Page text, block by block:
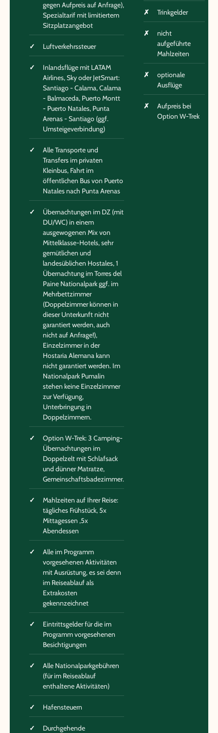
gegen Aufpreis auf Anfrage),
Spezialtarif mit limitiertem
Sitzplatzangebot
Luftverkehrssteuer
Inlandsflüge mit LATAM
Airlines, Sky oder JetSmart:
Santiago - Calama, Calama
- Balmaceda, Puerto Montt
- Puerto Natales, Punta
Arenas - Santiago (ggf.
Umsteigeverbindung)
Alle Transporte und
Transfers im privaten
Kleinbus, Fahrt im
öffentlichen Bus von Puerto
Natales nach Punta Arenas
Übernachtungen im DZ (mit
DU/WC) in einem
ausgewogenen Mix von
Mittelklasse-Hotels, sehr
gemütlichen und
landesüblichen Hostales, 1
Übernachtung im Torres del
Paine Nationalpark ggf. im
Mehrbettzimmer
(Doppelzimmer können in
dieser Unterkunft nicht
garantiert werden, auch
nicht auf Anfrage!),
Einzelzimmer in der
Hostaria Alemana kann
nicht garantiert werden. Im
Nationalpark Pumalin
stehen keine Einzelzimmer
zur Verfügung,
Unterbringung in
Doppelzimmern.
Option W-Trek: 3 Camping-
Übernachtungen im
Doppelzelt mit Schlafsack
und dünner Matratze,
Gemeinschaftsbadezimmer.
Mahlzeiten auf Ihrer Reise:
tägliches Frühstück, 5x
Mittagessen ,5x
Abendessen
Alle im Programm
vorgesehenen Aktivitäten
mit Ausrüstung, es sei denn
im Reiseablauf als
Extrakosten
gekennzeichnet
Eintrittsgelder für die im
Programm vorgesehenen
Besichtigungen
Alle Nationalparkgebühren
(für im Reiseablauf
enthaltene Aktivitäten)
Hafensteuern
Durchgehende
Trinkgelder
nicht
aufgeführte
Mahlzeiten
optionale
Ausflüge
Aufpreis bei
Option W-Trek